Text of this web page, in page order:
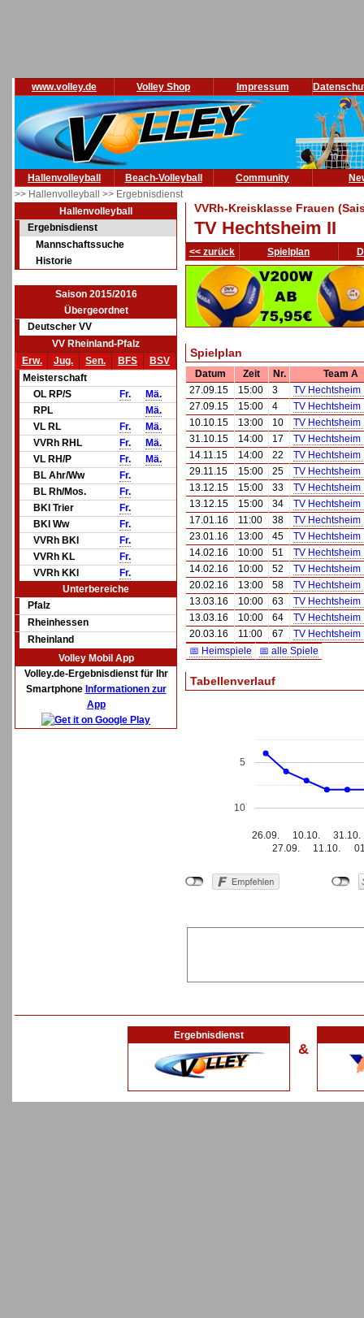
www.volley.de Volley Shop Impressum
Hallenvolleyball Beach-Volleyball Community
>> Hallenvolleyball >> Ergebnisdienst
Hallenvolleyball
Ergebnisdienst
Mannschaftssuche
Historie
Saison 2015/2016
Übergeordnet
Deutscher VV
VV Rheinland-Pfalz
Erw.
Jug. Sen. BFS
BSV
Meisterschaft
OL RP/S
Fr.
Mä.
RPL
Mä.
VL RL
Fr.
Mä.
VVRh RHL
Fr.
Mä.
VL RH/P
Fr.
Mä.
BL Ahr/Ww
Fr.
BL Rh/Mos.
Fr.
BKl Trier
Fr.
BKl Ww
Fr.
VVRh BKl
Fr.
VVRh KL
Fr.
VVRh KKl
Fr.
Unterbereiche
Pfalz
Rheinhessen
Rheinland
Volley Mobil App
Volley.de-Ergebnisdienst für Ihr
Smartphone Informationen zur
App
VVRh-Kreisklasse Frauen
TV Hechtsheim II
<< zurück Spielplan
Spielplan
Datum Zeit Nr.
Team A
27.09.15
15:00 3
TV Hechtsheim
27.09.15
15:00 4
TV Hechtsheim
10.10.15
13:00 10
TV Hechtsheim
31.10.15
14:00 17
TV Hechtsheim
14.11.15
14:00 22
TV Hechtsheim
29.11.15
15:00 25
TV Hechtsheim
13.12.15
15:00 33
TV Hechtsheim
13.12.15
15:00 34
TV Hechtsheim
17.01.16
11:00 38
TV Hechtsheim
23.01.16
13:00 45
TV Hechtsheim
14.02.16
10:00 51
TV Hechtsheim
14.02.16
10:00 52
TV Hechtsheim
20.02.16
13:00 58
TV Hechtsheim
13.03.16
10:00 63
TV Hechtsheim
13.03.16
10:00 64
TV Hechtsheim
20.03.16
11:00 67
TV Hechtsheim
📅 Heimspiele
📅 alle Spiele
Tabellenverlauf
26.09.
27.09.
10.10.
11.10.
31.10.
5
10
Ergebnisdienst
&